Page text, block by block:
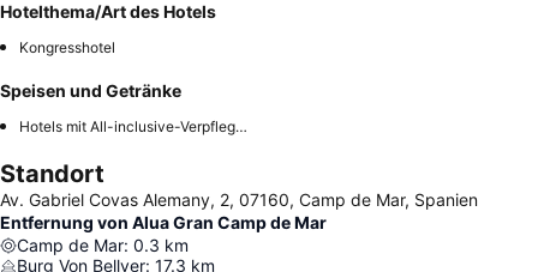
Hotelthema/Art des Hotels
Kongresshotel
Speisen und Getränke
Hotels mit All-inclusive-Verpflegung (auf Anfrage)
Standort
Av. Gabriel Covas Alemany, 2, 07160, Camp de Mar, Spanien
Entfernung von Alua Gran Camp de Mar
Camp de Mar: 0.3 km
Burg Von Bellver: 17.3 km